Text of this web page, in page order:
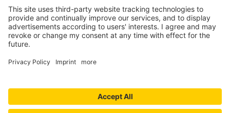
Barrierefreiheit
Wir bemühen uns, unsere Website barrierefrei zu gestalten.
Einige Inhalte und Funktionen sind derzeit jedoch noch nicht
vollständig zugänglich. Wenn Sie auf Barrieren stoßen oder Hilfe
benötigen, kontaktieren Sie uns bitte unter service[at]knutzen.de.
Vertrag widerrufen
© 2026 TEBOLO